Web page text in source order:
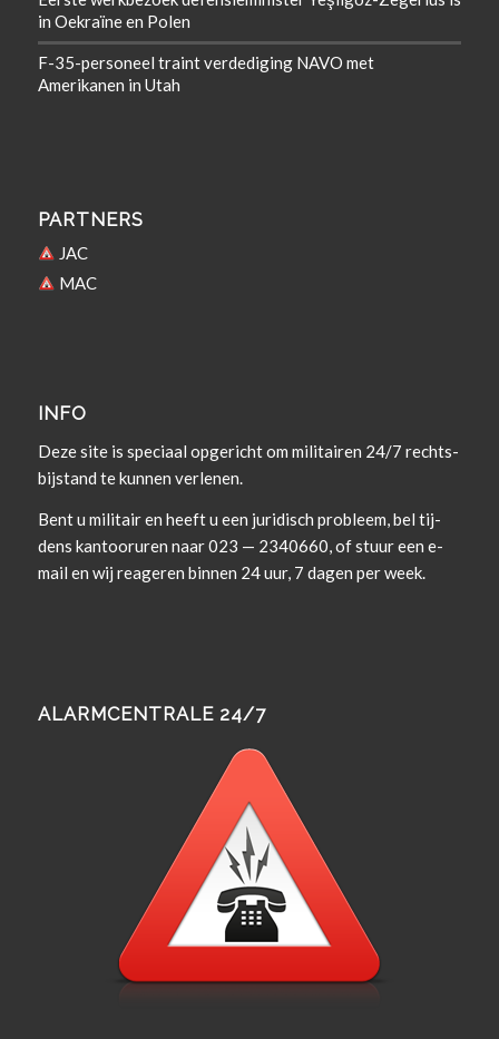
in Oekraïne en Polen
F-35-personeel traint verdediging NAVO met
Amerikanen in Utah
PARTNERS
JAC
MAC
INFO
Deze site is spe­ci­aal opgericht om militairen 24/7 rechts­
bi­j­s­tand te kun­nen verlenen.
Bent u militair en heeft u een juridisch prob­leem, bel tij­
dens kan­tooruren naar 023 — 2340660, of stuur een e-
mail en wij rea­geren bin­nen 24 uur, 7 dagen per week.
ALARMCENTRALE 24/7